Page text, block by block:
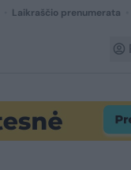
Laikraščio prenumerata